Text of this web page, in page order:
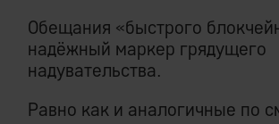
Обещания «быстрого
надёжный маркер грядущего
надувательства.
Равно как и аналогичные по